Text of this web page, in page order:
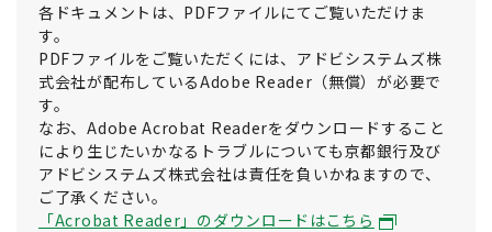
各ドキュメントは、PDFファイルにてご覧いただけま
す。
PDFファイルをご覧いただくには、アドビシステムズ株
式会社が配布しているAdobe Reader（無償）が必要で
す。
なお、Adobe Acrobat Readerをダウンロードすること
により生じたいかなるトラブルについても京都銀行及び
アドビシステムズ株式会社は責任を負いかねますので、
ご了承ください。
「Acrobat Reader」のダウンロードはこちら